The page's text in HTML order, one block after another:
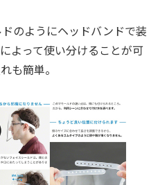
のようにヘッドバンドで装
よって使い分けることが可
も簡単。